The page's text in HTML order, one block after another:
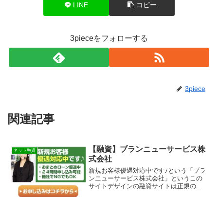
LINE コピー
3pieceをフォローする
3piece
関連記事
ネット融資
【融資】ブランニューサービス株
式会社
新規お客様優遇対応中です♪という「ブラ
ンニューサービス株式会社」というこの
サイトデザインの融資サイトは正規の消